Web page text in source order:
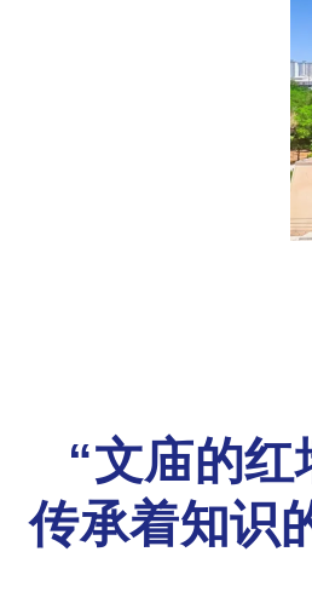
“文庙的
传承着知识